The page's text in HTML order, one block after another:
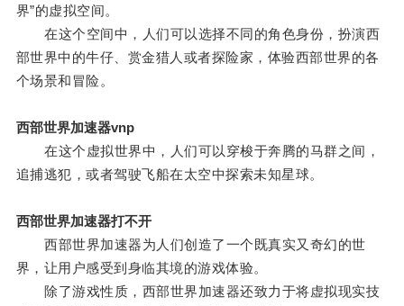
界”的虚拟空间。
在这个空间中，人们可以选择不同的角色身份，扮演西
部世界中的牛仔、赏金猎人或者探险家，体验西部世界的各
个场景和冒险。
西部世界加速器vnp
在这个虚拟世界中，人们可以穿梭于奔腾的马群之间，
追捕逃犯，或者驾驶飞船在太空中探索未知星球。
西部世界加速器打不开
西部世界加速器为人们创造了一个既真实又奇幻的世
界，让用户感受到身临其境的游戏体验。
除了游戏性质，西部世界加速器还致力于将虚拟现实技